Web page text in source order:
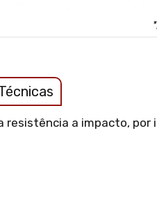
resistência a impacto,